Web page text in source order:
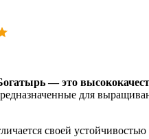
— это
для
своей